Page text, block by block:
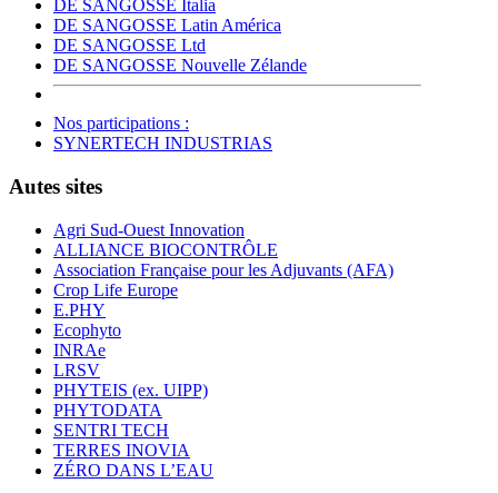
DE SANGOSSE Italia
DE SANGOSSE Latin América
DE SANGOSSE Ltd
DE SANGOSSE Nouvelle Zélande
Nos participations :
SYNERTECH INDUSTRIAS
Autes sites
Agri Sud-Ouest Innovation
ALLIANCE BIOCONTRÔLE
Association Française pour les Adjuvants (AFA)
Crop Life Europe
E.PHY
Ecophyto
INRAe
LRSV
PHYTEIS (ex. UIPP)
PHYTODATA
SENTRI TECH
TERRES INOVIA
ZÉRO DANS L’EAU